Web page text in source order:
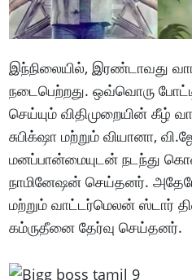
இந்நிலையில், இரண்டாவது
நடைபெற்றது. ஒவ்வொரு
செய்யும் விதிமுறையின் கீழ்
சுபிக்‌ஷா மற்றும் வியானா,
மனப்பான்மையுடன் நடந்து
நாமினேஷன் செய்தனர்.
மற்றும் வாட்டர்மெலன் ஸ்டார்
கம்ருதீனை தேர்வு செய்தனர்.